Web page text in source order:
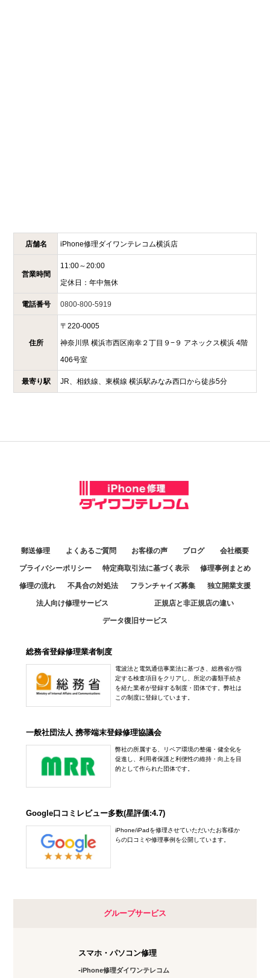
店舗名 iPhone修理ダイワンテレコム横浜店
営業時間
11:00～20:00
定休日： 年中無休
電話番号 0800-800-5919
住所
〒 220-0005
神奈川県 横浜市西区南幸２丁目９−９ アネックス横浜 4階
406号室
最寄り駅 JR、相鉄線、東横線 横浜駅みなみ西口から徒歩5分
郵送修理 よくあるご質問 お客様の声 ブログ 会社概要
プライバシーポリシー 特定商取引法に基づく表示 修理事例まとめ
修理の流れ 不具合の対処法 フランチャイズ募集 独立開業支援
法人向け修理サービス 正規店と非正規店の違い
データ復旧サービス
総務省登録修理業者制度
電波法と電気通信事業法に基づき、総務省が指
定する検査項目をクリアし、所定の書類手続き
を経た業者が登録する制度・団体です。弊社は
この制度に登録しています。
一般社団法人 携帯端末登録修理協議会
弊社の所属する、リペア環境の整備・健全化を
促進し、利用者保護と利便性の維持・向上を目
的として作られた団体です。
Google口コミレビュー多数(星評価:4.7)
iPhone/iPadを修理させていただいたお客様か
らの口コミや修理事例を公開しています。
グループサービス
スマホ・パソコン修理
iPhone修理ダイワンテレコム